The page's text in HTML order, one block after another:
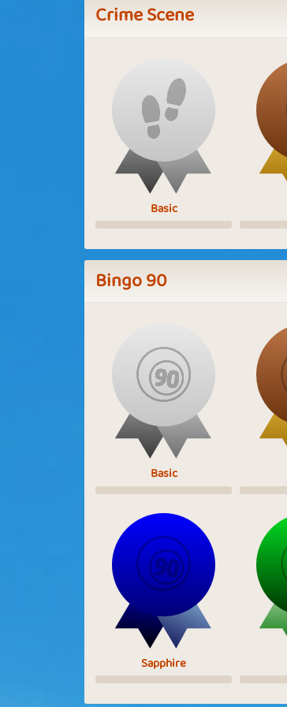
Crime Scene
Basic
Bingo 90
Basic
Sapphire